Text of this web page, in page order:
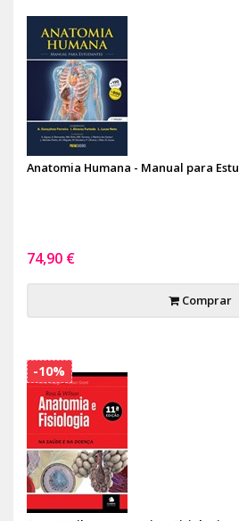
Anatomia Humana - Manual para
74,90 €
Comprar
-10%